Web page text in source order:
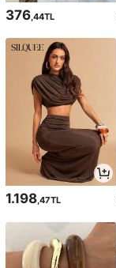
376,44TL
1.198,47TL